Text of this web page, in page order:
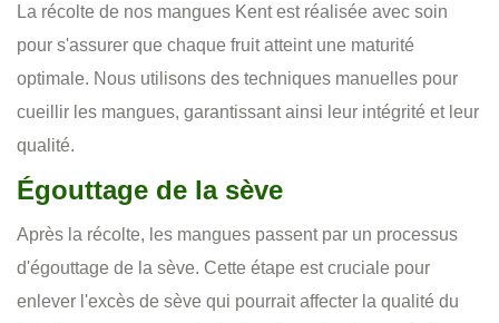
La récolte de nos mangues Kent est réalisée avec soin
pour s'assurer que chaque fruit atteint une maturité
optimale. Nous utilisons des techniques manuelles pour
cueillir les mangues, garantissant ainsi leur intégrité et leur
qualité.
Égouttage de la sève
Après la récolte, les mangues passent par un processus
d'égouttage de la sève. Cette étape est cruciale pour
enlever l'excès de sève qui pourrait affecter la qualité du